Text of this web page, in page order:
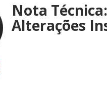
Nota
Alterações